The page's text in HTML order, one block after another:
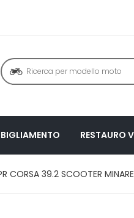
RESTAURO
CORSA 39.2 SCOOTER